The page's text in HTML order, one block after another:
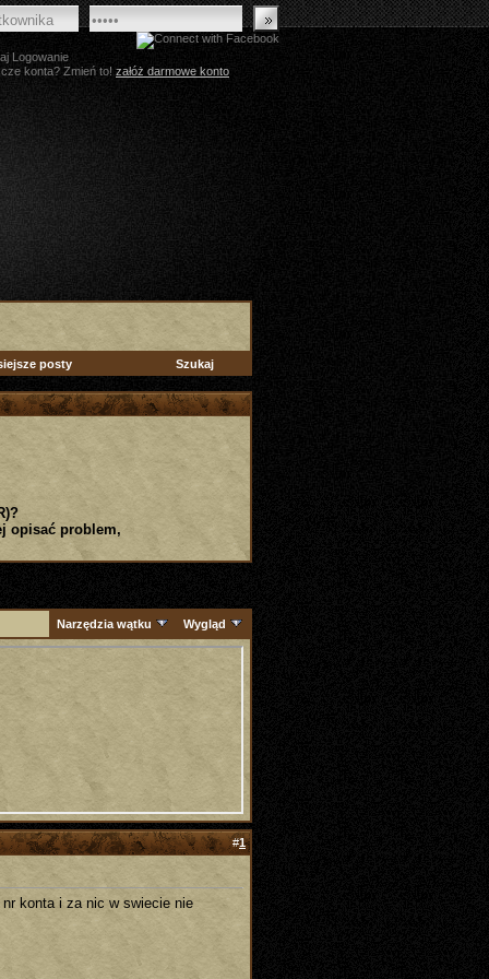
Logowanie
konta? Zmień to! załóż darmowe konto
posty Szukaj
opisać problem,
Narzędzia wątku Wygląd
#1
konta i za nic w swiecie nie